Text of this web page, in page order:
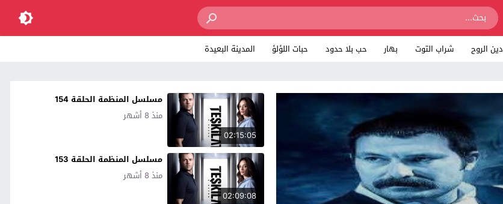
دين الروح شراب التوت بهار حب بلا حدود حبات اللؤلؤ المدينة البعيدة
02:15:05
مسلسل المنظمة الحلقة 154
منذ 8 أشهر
02:09:08
مسلسل المنظمة الحلقة 153
منذ 8 أشهر